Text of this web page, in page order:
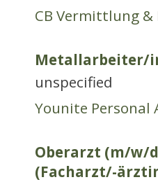
CB Vermittlung
Metallarbeiter/
unspecified
Younite Personal
Oberarzt (m/w/
(Facharzt/-